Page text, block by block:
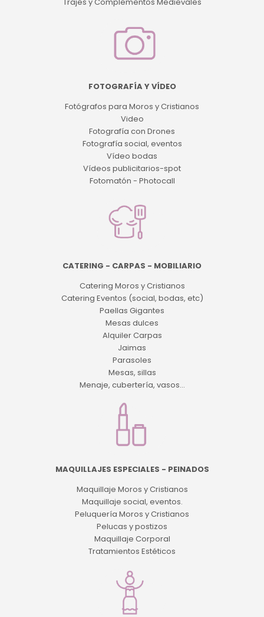
FOTOGRAFÍA Y VÍDEO
Fotógrafos para Moros y Cristianos
Video
Fotografía con Drones
Fotografía social, eventos
Vídeo bodas
Vídeos publicitarios-spot
Fotomatón - Photocall
CATERING - CARPAS - MOBILIARIO
Catering Moros y Cristianos
Catering Eventos (social, bodas, etc)
Paellas Gigantes
Mesas dulces
Alquiler Carpas
Jaimas
Parasoles
Mesas, sillas
Menaje, cubertería, vasos...
MAQUILLAJES ESPECIALES - PEINADOS
Maquillaje Moros y Cristianos
Maquillaje social, eventos.
Peluquería Moros y Cristianos
Pelucas y postizos
Maquillaje Corporal
Tratamientos Estéticos